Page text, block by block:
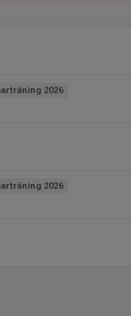
2026
2026